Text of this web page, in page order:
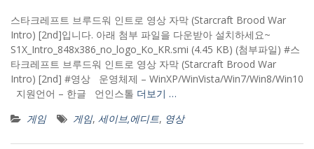
스타크레프트 브루드워 인트로 영상 자막 (Starcraft Brood War
Intro) [2nd]입니다. 아래 첨부 파일을 다운받아 설치하세요~
S1X_Intro_848x386_no_logo_Ko_KR.smi (4.45 KB) (첨부파일) #스
타크레프트 브루드워 인트로 영상 자막 (Starcraft Brood War
Intro) [2nd] #영상 운영체제 – WinXP/WinVista/Win7/Win8/Win10
지원언어 – 한글 언인스톨 더보기 …
게임
게임, 세이브,에디트, 영상